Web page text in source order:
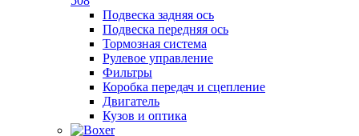
Подвеска задняя ось
Подвеска передняя ось
Тормозная система
Рулевое управление
Фильтры
Коробка передач и сцепление
Двигатель
Кузов и оптика